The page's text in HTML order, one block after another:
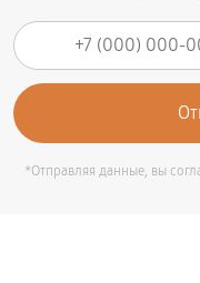
*Отправляя данные, вы